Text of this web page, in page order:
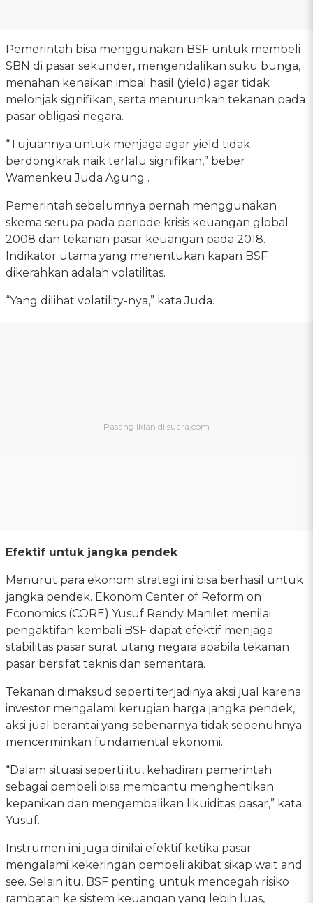
Pemerintah bisa menggunakan BSF untuk membeli
SBN di pasar sekunder, mengendalikan suku bunga,
menahan kenaikan imbal hasil (yield) agar tidak
melonjak signifikan, serta menurunkan tekanan pada
pasar obligasi negara.
“Tujuannya untuk menjaga agar yield tidak
berdongkrak naik terlalu signifikan,” beber
Wamenkeu Juda Agung .
Pemerintah sebelumnya pernah menggunakan
skema serupa pada periode krisis keuangan global
2008 dan tekanan pasar keuangan pada 2018.
Indikator utama yang menentukan kapan BSF
dikerahkan adalah volatilitas.
“Yang dilihat volatility-nya,” kata Juda.
Efektif untuk jangka pendek
Menurut para ekonom strategi ini bisa berhasil untuk
jangka pendek. Ekonom Center of Reform on
Economics (CORE) Yusuf Rendy Manilet menilai
pengaktifan kembali BSF dapat efektif menjaga
stabilitas pasar surat utang negara apabila tekanan
pasar bersifat teknis dan sementara.
Tekanan dimaksud seperti terjadinya aksi jual karena
investor mengalami kerugian harga jangka pendek,
aksi jual berantai yang sebenarnya tidak sepenuhnya
mencerminkan fundamental ekonomi.
“Dalam situasi seperti itu, kehadiran pemerintah
sebagai pembeli bisa membantu menghentikan
kepanikan dan mengembalikan likuiditas pasar,” kata
Yusuf.
Instrumen ini juga dinilai efektif ketika pasar
mengalami kekeringan pembeli akibat sikap wait and
see. Selain itu, BSF penting untuk mencegah risiko
rambatan ke sistem keuangan yang lebih luas,